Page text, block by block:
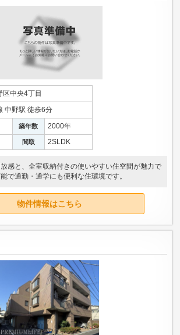
区中央4丁目
中野駅 徒歩6分
築年数 2000年
間取 2SLDK
感と、全室収納付きの使いやすい住空間が魅力で
で通勤・通学にも便利な住環境です。
物件情報はこちら